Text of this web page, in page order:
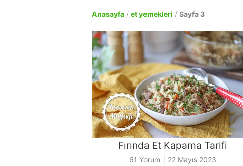
Anasayfa / et yemekleri / Sayfa 3
Fırında Et Kapama Tarifi
61 Yorum 22 Mayıs 2023